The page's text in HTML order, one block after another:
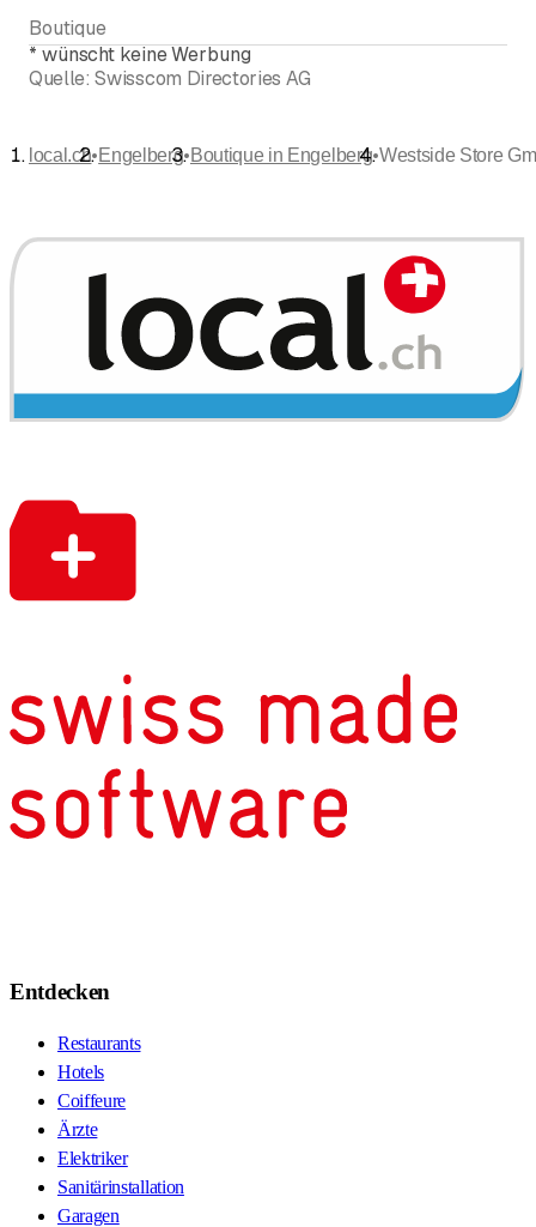
Boutique
* wünscht keine Werbung
Quelle: Swisscom Directories AG
local.ch•Engelberg•Boutique in Engelberg•Westside Store
Entdecken
Restaurants
Hotels
Coiffeure
Ärzte
Elektriker
Sanitärinstallation
Garagen